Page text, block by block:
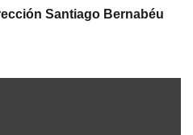
Santiago Bernabéu